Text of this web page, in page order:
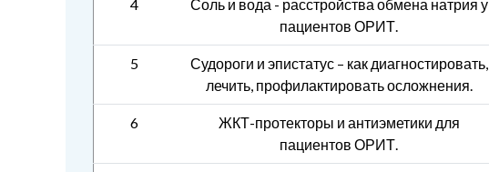
4
Соль и вода - расстройства обмена натрия у
пациентов ОРИТ.
5
Судороги и эпистатус – как диагностировать,
лечить, профилактировать осложнения.
6
ЖКТ-протекторы и антиэметики для
пациентов ОРИТ.